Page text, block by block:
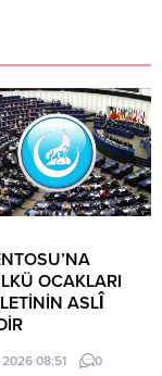
OCAKLARI
ASLÎ
Prof. Dr. İlyas
08:51 0